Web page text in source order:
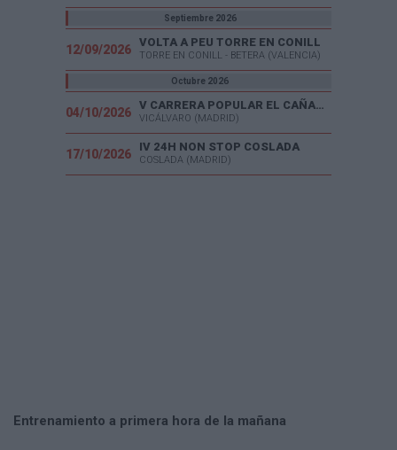
Septiembre 2026
12/09/2026
VOLTA A PEU TORRE EN CONILL
TORRE EN CONILL - BETERA (VALENCIA)
Octubre 2026
04/10/2026
V CARRERA POPULAR EL CAÑAVERAL
VICÁLVARO (MADRID)
17/10/2026
IV 24H NON STOP COSLADA
COSLADA (MADRID)
Entrenamiento a primera hora de la mañana